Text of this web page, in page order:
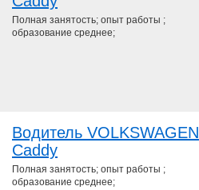
Полная занятость; опыт работы ;
образование среднее;
Водитель VOLKSWAGEN
Caddy
Полная занятость; опыт работы ;
образование среднее;